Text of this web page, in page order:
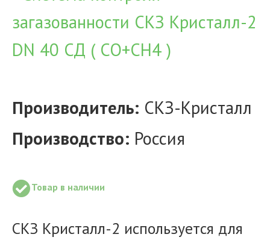
Производитель: СКЗ-Кристалл
Производство: Россия
Товар в наличии
СКЗ Кристалл-2 используется для